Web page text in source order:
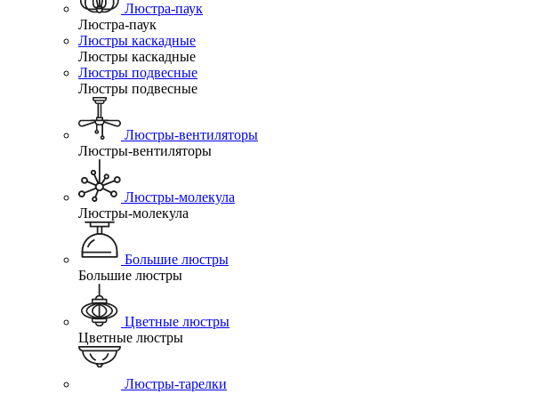
Люстра-паук
Люстра-паук
Люстры каскадные
Люстры каскадные
Люстры подвесные
Люстры подвесные
Люстры-вентиляторы
Люстры-вентиляторы
Люстры-молекула
Люстры-молекула
Большие люстры
Большие люстры
Цветные люстры
Цветные люстры
Люстры-тарелки